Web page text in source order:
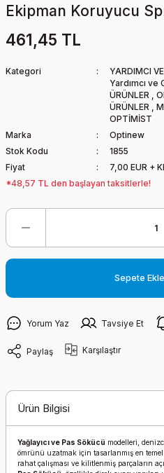
Ekipman Koruyucu
461,45 TL
Kategori YARDIMCI
Yardımcı
ÜRÜNLER ,
ÜRÜNLER ,
OPTİMİST
Marka
Optinew
Stok Kodu
1855
Fiyat
7,00 EUR +
*48,57 TL den başlayan taksitlerle!
Sepete Ekle
Yorum Yaz Tavsiye Et
Paylaş Karşılaştır
Ürün Bilgisi
Yağlayıcı ve Pas Sökücü modelleri,
ömrünü uzatmak için tasarlanmış en
rahat çalışması ve kilitlenmiş parçaların